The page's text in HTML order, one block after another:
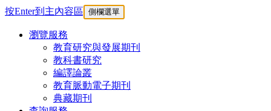
按Enter到主內容區 側欄選單
瀏覽服務
教育研究與發展期刊
教科書研究
編譯論叢
教育脈動電子期刊
典藏期刊